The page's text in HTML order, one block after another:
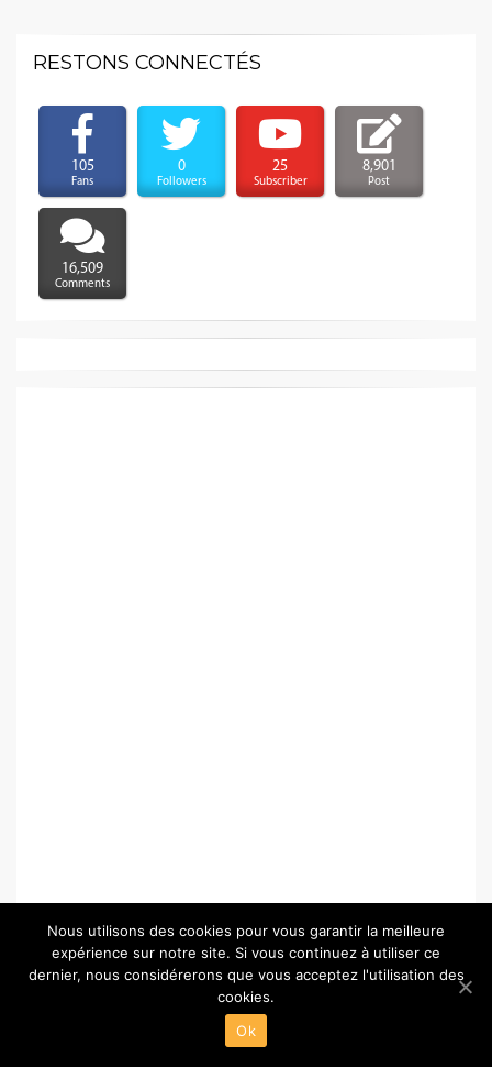
RESTONS CONNECTÉS
105
Fans
0
Followers
25
Subscriber
8,901
Post
16,509
Comments
© Copyright 2026 –
Powered by
Nous utilisons des cookies pour vous garantir la meilleure
expérience sur notre site. Si vous continuez à utiliser ce
dernier, nous considérerons que vous acceptez l'utilisation des
cookies.
Ok